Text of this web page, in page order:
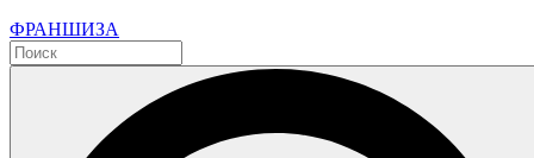
ФРАНШИЗА